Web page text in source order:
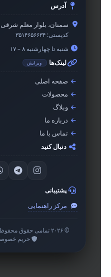
آدرس
سمنان، بلوار معلم
کدپستی: ۳۵۱۴۶۵۶۶۳۴
شنبه تا چهارشنبه ۸ – ۱۷
لینک‌ها ویرایش
صفحه اصلی
محصولات
وبلاگ
درباره ما
تماس با ما
دنبال کنید
پشتیبانی
مرکز راهنمایی
© ۲۰۲۶ تمامی حقوق محفوظ است.
حریم